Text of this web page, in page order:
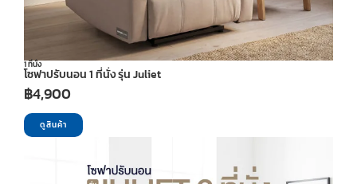
1 ที่นั่ง
โซฟาปรับนอน 1 ที่นั่ง รุ่น Juliet
฿4,900
ดูสินค้า